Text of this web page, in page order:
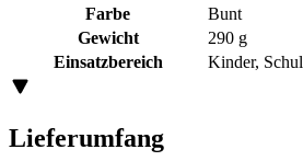
Farbe
Bunt
Gewicht
290 g
Einsatzbereich
Kinder,
Lieferumfang